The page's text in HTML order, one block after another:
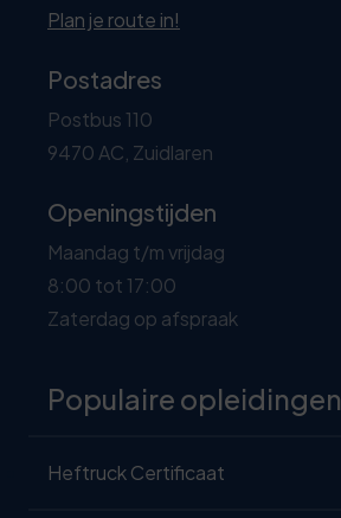
Plan je route in!
Postadres
Postbus 110
9470 AC, Zuidlaren
Openingstijden
Maandag t/m vrijdag
8:00 tot 17:00
Zaterdag op afspraak
Populaire opleidingen
Heftruck Certificaat